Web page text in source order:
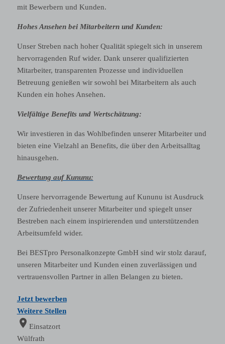
mit Bewerbern und Kunden.
Hohes Ansehen bei Mitarbeitern und Kunden:
Unser Streben nach hoher Qualität spiegelt sich in unserem
hervorragenden Ruf wider. Dank unserer qualifizierten
Mitarbeiter, transparenten Prozesse und individuellen
Betreuung genießen wir sowohl bei Mitarbeitern als auch
Kunden ein hohes Ansehen.
Vielfältige Benefits und Wertschätzung:
Wir investieren in das Wohlbefinden unserer Mitarbeiter und
bieten eine Vielzahl an Benefits, die über den Arbeitsalltag
hinausgehen.
Bewertung auf Kununu:
Unsere hervorragende Bewertung auf Kununu ist Ausdruck
der Zufriedenheit unserer Mitarbeiter und spiegelt unser
Bestreben nach einem inspirierenden und unterstützenden
Arbeitsumfeld wider.
Bei BESTpro Personalkonzepte GmbH sind wir stolz darauf,
unseren Mitarbeiter und Kunden einen zuverlässigen und
vertrauensvollen Partner in allen Belangen zu bieten.
Jetzt bewerben
Weitere Stellen
location_on Einsatzort
Wülfrath